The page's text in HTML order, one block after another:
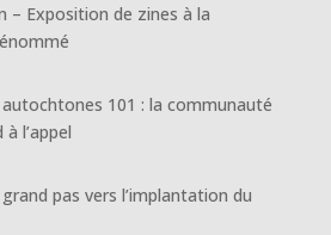
– Exposition de zines à la
101 : la communauté
l’appel
pas vers l’implantation du